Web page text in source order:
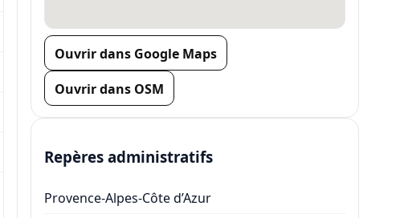
Ouvrir dans Google Maps
Ouvrir dans OSM
Repères administratifs
Provence-Alpes-Côte d’Azur